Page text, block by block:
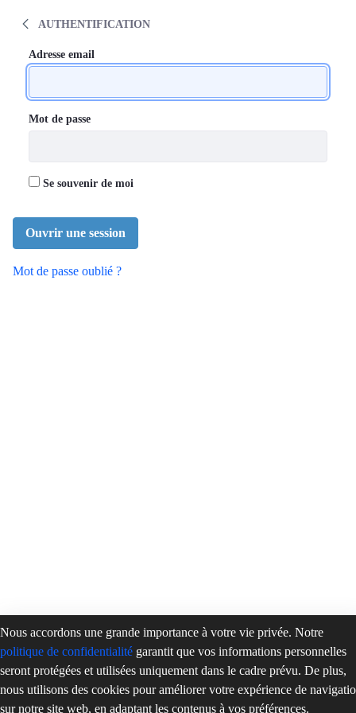
AUTHENTIFICATION
Authentification
Authentification
Adresse email
Mot de passe
Se souvenir de moi
Ouvrir une session
Mot de passe oublié ?
Nous accordons une grande importance à votre vie privée. Notre
politique de confidentialité garantit que vos informations personnelles
seront protégées et utilisées uniquement dans le cadre prévu. De plus,
nous utilisons des cookies pour améliorer votre expérience de
sur notre site web, en adaptant les contenus à vos préférences.